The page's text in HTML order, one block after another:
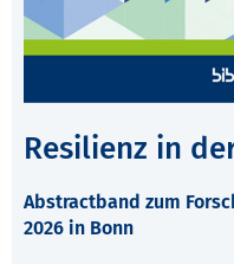
Resilienz in
Abstractband zum
2026 in Bonn